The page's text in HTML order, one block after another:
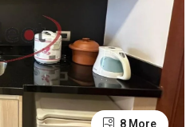
8 More